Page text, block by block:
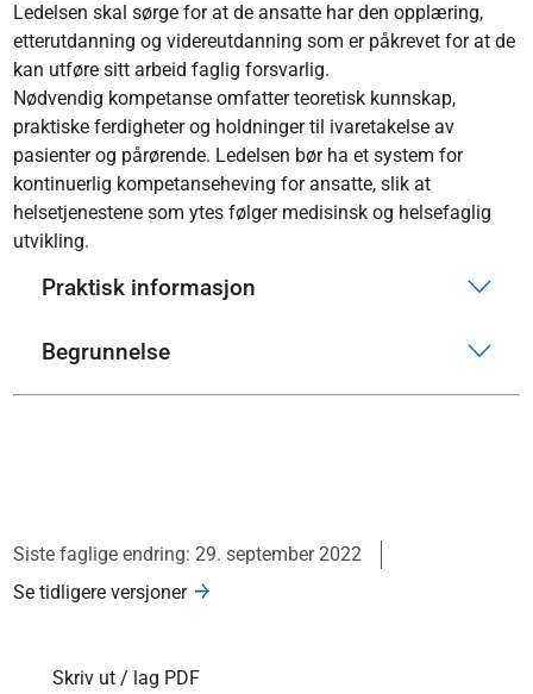
Ledelsen skal sørge for at de ansatte har den opplæring,
etterutdanning og videreutdanning som er påkrevet for at de
kan utføre sitt arbeid faglig forsvarlig.
Nødvendig kompetanse omfatter teoretisk kunnskap,
praktiske ferdigheter og holdninger til ivaretakelse av
pasienter og pårørende. Ledelsen bør ha et system for
kontinuerlig kompetanseheving for ansatte, slik at
helsetjenestene som ytes følger medisinsk og helsefaglig
utvikling.
Praktisk informasjon
Begrunnelse
Siste faglige endring: 29. september 2022
Se tidligere versjoner
Skriv ut / lag PDF